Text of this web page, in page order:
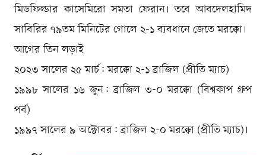
মিডফিল্ডার কাসেমিরো সমতা ফেরান। তবে আবদেলহামিদ
সাবিরির ৭৯তম মিনিটের গোলে ২-১ ব্যবধানে জেতে মরক্কো।
আগের তিন লড়াই
২০২৩ সালের ২৫ মার্চ: মরক্কো ২-১ ব্রাজিল (প্রীতি ম্যাচ)
১৯৯৮ সালের ১৬ জুন: ব্রাজিল ৩-০ মরক্কো (বিশ্বকাপ গ্রুপ
পর্ব)
১৯৯৭ সালের ৯ অক্টোবর: ব্রাজিল ২-০ মরক্কো (প্রীতি ম্যাচ)।